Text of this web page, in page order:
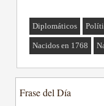
Diplomáticos
Nacidos en 1768
Frase del Día